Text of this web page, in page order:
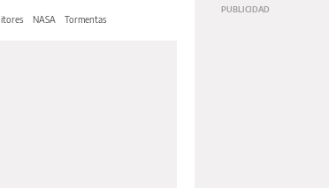
NASA Tormentas